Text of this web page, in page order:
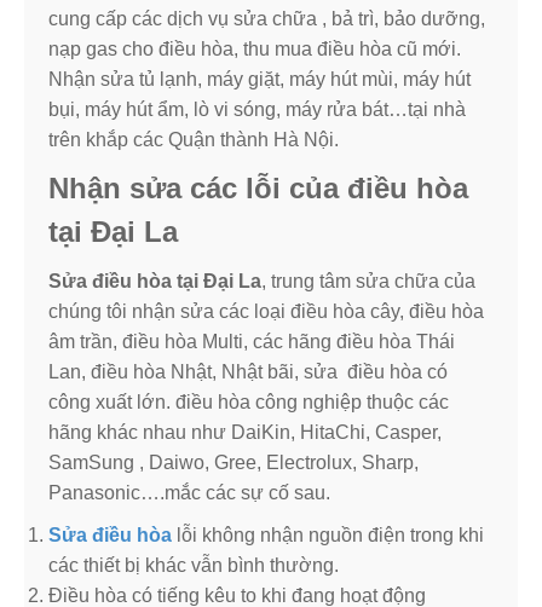
cung cấp các dịch vụ sửa chữa , bả trì, bảo dưỡng,
nạp gas cho điều hòa, thu mua điều hòa cũ mới.
Nhận sửa tủ lạnh, máy giặt, máy hút mùi, máy hút
bụi, máy hút ẩm, lò vi sóng, máy rửa bát…tại nhà
trên khắp các Quận thành Hà Nội.
Nhận sửa các lỗi của điều hòa
tại Đại La
Sửa điều hòa tại Đại La, trung tâm sửa chữa của
chúng tôi nhận sửa các loại điều hòa cây, điều hòa
âm trần, điều hòa Multi, các hãng điều hòa Thái
Lan, điều hòa Nhật, Nhật bãi, sửa điều hòa có
công xuất lớn. điều hòa công nghiệp thuộc các
hãng khác nhau như DaiKin, HitaChi, Casper,
SamSung , Daiwo, Gree, Electrolux, Sharp,
Panasonic….mắc các sự cố sau.
Sửa điều hòa lỗi không nhận nguồn điện trong khi
các thiết bị khác vẫn bình thường.
Điều hòa có tiếng kêu to khi đang hoạt động